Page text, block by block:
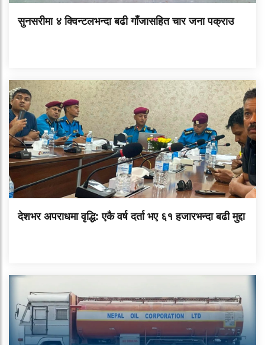
सुनसरीमा ४ क्विन्टलभन्दा बढी गाँजासहित चार जना पक्राउ
देशभर अपराधमा वृद्धि: एकै वर्ष दर्ता भए ६१ हजारभन्दा बढी मुद्दा